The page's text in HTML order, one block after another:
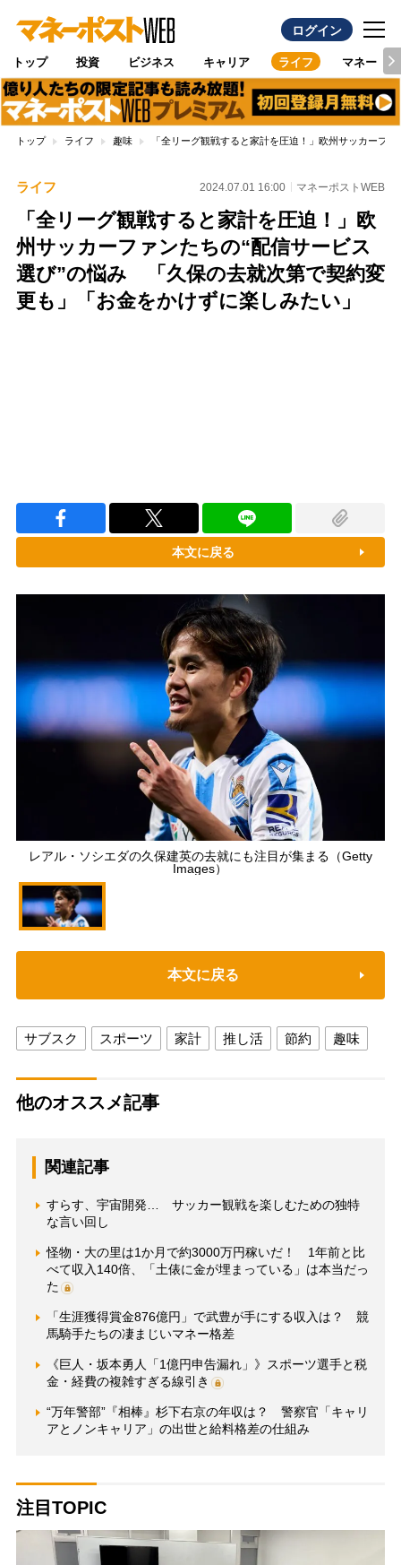
ログイン
トップ 投資 ビジネス キャリア ライフ マネー
トップ ライフ 趣味 「全リーグ観戦すると家計を圧迫！」欧州サッカーフ
ライフ 2024.07.01 16:00 マネーポストWEB
「全リーグ観戦すると家計を圧迫！」欧
州サッカーファンたちの“配信サービス
選び”の悩み 「久保の去就次第で契約変
更も」「お金をかけずに楽しみたい」
本文に戻る
レアル・ソシエダの久保建英の去就にも注目が集まる（Getty
Images）
本文に戻る
サブスク スポーツ 家計 推し活 節約 趣味
他のオススメ記事
関連記事
すらす、宇宙開発… サッカー観戦を楽しむための独特
な言い回し
怪物・大の里は1か月で約3000万円稼いだ！ 1年前と比
べて収入140倍、「土俵に金が埋まっている」は本当だっ
た
「生涯獲得賞金876億円」で武豊が手にする収入は？ 競
馬騎手たちの凄まじいマネー格差
《巨人・坂本勇人「1億円申告漏れ」》スポーツ選手と税
金・経費の複雑すぎる線引き
“万年警部”『相棒』杉下右京の年収は？ 警察官「キャリ
アとノンキャリア」の出世と給料格差の仕組み
注目TOPIC